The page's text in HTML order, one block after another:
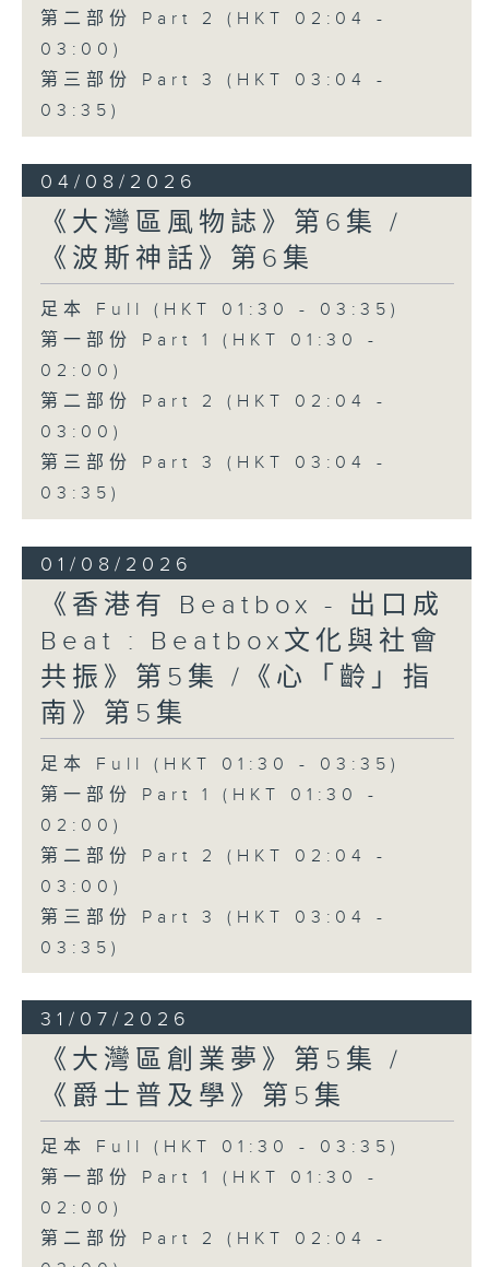
第二部份 Part 2 (HKT 02:04 -
03:00)
第三部份 Part 3 (HKT 03:04 -
03:35)
04/08/2026
《大灣區風物誌》第6集 /
《波斯神話》第6集
足本 Full (HKT 01:30 - 03:35)
第一部份 Part 1 (HKT 01:30 -
02:00)
第二部份 Part 2 (HKT 02:04 -
03:00)
第三部份 Part 3 (HKT 03:04 -
03:35)
01/08/2026
《香港有 Beatbox - 出口成
Beat : Beatbox文化與社會
共振》第5集 /《心「齡」指
南》第5集
足本 Full (HKT 01:30 - 03:35)
第一部份 Part 1 (HKT 01:30 -
02:00)
第二部份 Part 2 (HKT 02:04 -
03:00)
第三部份 Part 3 (HKT 03:04 -
03:35)
31/07/2026
《大灣區創業夢》第5集 /
《爵士普及學》第5集
足本 Full (HKT 01:30 - 03:35)
第一部份 Part 1 (HKT 01:30 -
02:00)
第二部份 Part 2 (HKT 02:04 -